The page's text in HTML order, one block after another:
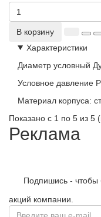
В корзину
Характеристики
Диаметр условный
Условное давление
Материал корпуса:
Показано с 1 по 5 из 5
Реклама
Подпишись - чтобы
акций компании.